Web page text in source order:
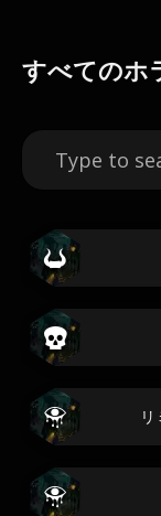
すべてのホ